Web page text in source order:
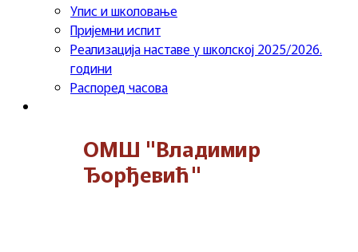
Упис и школовање
Пријемни испит
Реализација наставе у школској 2025/2026.
години
Распоред часова
ОМШ "Владимир
Ђорђевић"